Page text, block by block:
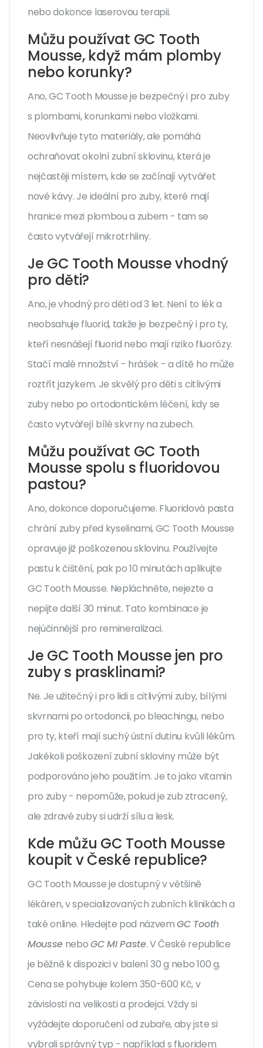
nebo dokonce laserovou terapii.
Můžu používat GC Tooth
Mousse, když mám plomby
nebo korunky?
Ano, GC Tooth Mousse je bezpečný i pro zuby
s plombami, korunkami nebo vložkami.
Neovlivňuje tyto materiály, ale pomáhá
ochraňovat okolní zubní sklovinu, která je
nejčastěji místem, kde se začínají vytvářet
nové kávy. Je ideální pro zuby, které mají
hranice mezi plombou a zubem - tam se
často vytvářejí mikrotrhliny.
Je GC Tooth Mousse vhodný
pro děti?
Ano, je vhodný pro děti od 3 let. Není to lék a
neobsahuje fluorid, takže je bezpečný i pro ty,
kteří nesnášejí fluorid nebo mají riziko fluorózy.
Stačí malé množství - hrášek - a dítě ho může
roztřít jazykem. Je skvělý pro děti s citlivými
zuby nebo po ortodontickém léčení, kdy se
často vytvářejí bílé skvrny na zubech.
Můžu používat GC Tooth
Mousse spolu s fluoridovou
pastou?
Ano, dokonce doporučujeme. Fluoridová pasta
chrání zuby před kyselinami, GC Tooth Mousse
opravuje již poškozenou sklovinu. Používejte
pastu k čištění, pak po 10 minutách aplikujte
GC Tooth Mousse. Nepláchněte, nejezte a
nepijte další 30 minut. Tato kombinace je
nejúčinnější pro remineralizaci.
Je GC Tooth Mousse jen pro
zuby s prasklinami?
Ne. Je užitečný i pro lidi s citlivými zuby, bílými
skvrnami po ortodoncii, po bleachingu, nebo
pro ty, kteří mají suchý ústní dutinu kvůli lékům.
Jakékoli poškození zubní skloviny může být
podporováno jeho použitím. Je to jako vitamin
pro zuby - nepomůže, pokud je zub ztracený,
ale zdravé zuby si udrží sílu a lesk.
Kde můžu GC Tooth Mousse
koupit v České republice?
GC Tooth Mousse je dostupný v většině
lékáren, v specializovaných zubních klinikách a
také online. Hledejte pod názvemGC Tooth
Mousse neboGC MI Paste. V České republice
je běžně k dispozici v balení 30 g nebo 100 g.
Cena se pohybuje kolem 350-600 Kč, v
závislosti na velikosti a prodejci. Vždy si
vyžádejte doporučení od zubaře, aby jste si
vybrali správný typ - například s fluoridem